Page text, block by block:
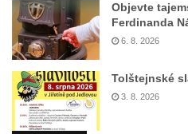
Mikulášovicích
Kříž na Kostelní stezce v
Maazův kříž na Kostelní stezce v
Mikulášovicích
Boží muka na Kostelní stezce v
Mikulášovicích
Objevte
Ferdinanda
6. 8. 2026
Tolštejnské
3. 8. 2026